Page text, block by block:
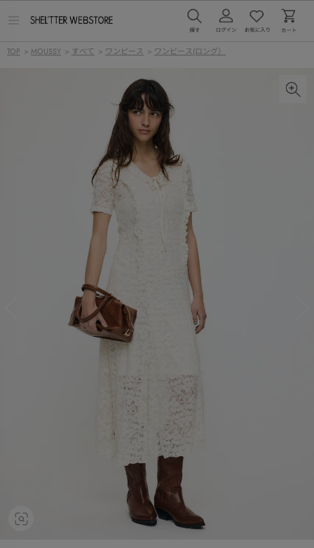
ー
TOP > MOUSSY > すべて > ワンピース > ワンピース(ロング）